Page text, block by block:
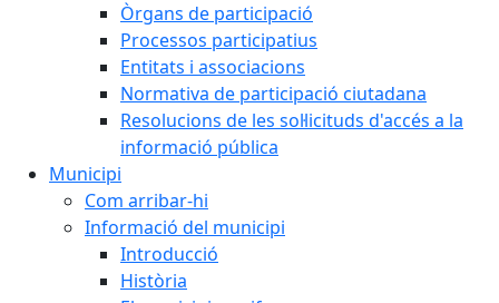
Òrgans de participació
Processos participatius
Entitats i associacions
Normativa de participació ciutadana
Resolucions de les sol·licituds d'accés a la
informació pública
Municipi
Com arribar-hi
Informació del municipi
Introducció
Història